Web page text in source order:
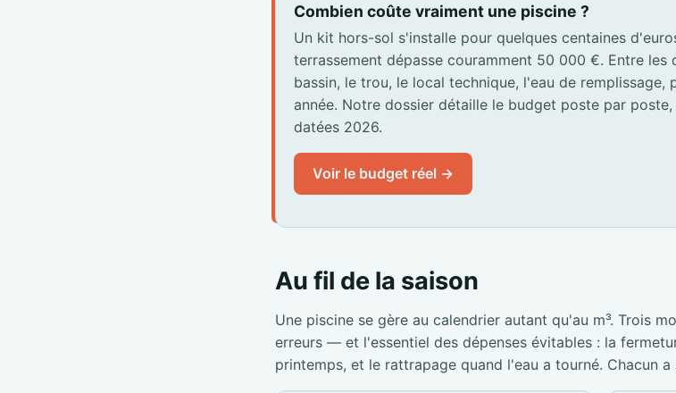
Combien coûte vraiment une piscine ?
Un kit hors-sol s'installe pour quelques centaines
terrassement dépasse couramment 50 000 €. Entre les
bassin, le trou, le local technique, l'eau de remplissage,
année. Notre dossier détaille le budget poste par
datées 2026.
Voir le budget réel →
Au fil de la saison
Une piscine se gère au calendrier autant qu'au m³. Trois
erreurs — et l'essentiel des dépenses évitables : la
printemps, et le rattrapage quand l'eau a tourné. Chacun